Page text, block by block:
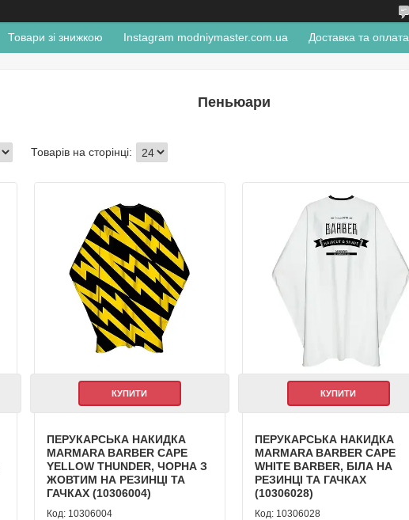
Товари зі знижкою Instagram modniymaster.com.ua Доставка та оплата
Пеньюари
КУПИТИ
ПЕРУКАРСЬКА НАКИДКА
MARMARA BARBER CAPE
YELLOW THUNDER, ЧОРНА З
ЖОВТИМ НА РЕЗИНЦІ ТА
ГАЧКАХ (10306004)
10306004
КУПИТИ
ПЕРУКАРСЬКА НАКИДКА
MARMARA BARBER CAPE
WHITE BARBER, БІЛА НА
РЕЗИНЦІ ТА ГАЧКАХ
(10306028)
10306028